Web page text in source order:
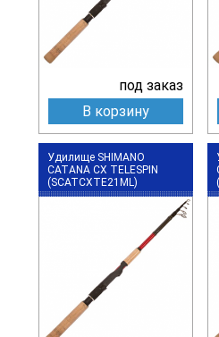
под заказ
В корзину
Удилище SHIMANO
CATANA CX TELESPIN
(SCATCXTE21ML)